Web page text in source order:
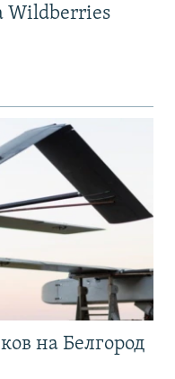
Wildberries
на Белгород